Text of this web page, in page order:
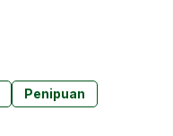
Penipuan